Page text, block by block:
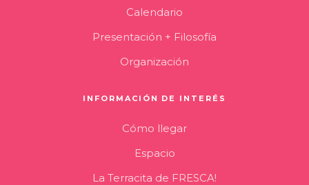
Calendario
Presentación + Filosofía
Organización
INFORMACIÓN DE INTERÉS
Cómo llegar
Espacio
La Terracita de FRESCA!